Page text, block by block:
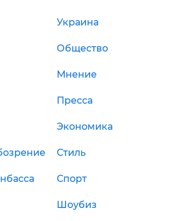
Украина
Общество
Мнение
Пресса
Экономика
Стиль
Спорт
Шоубиз